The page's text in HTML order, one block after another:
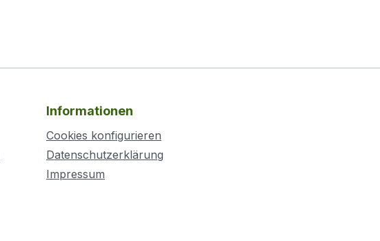
Informationen
Cookies konfigurieren
Datenschutzerklärung
Impressum